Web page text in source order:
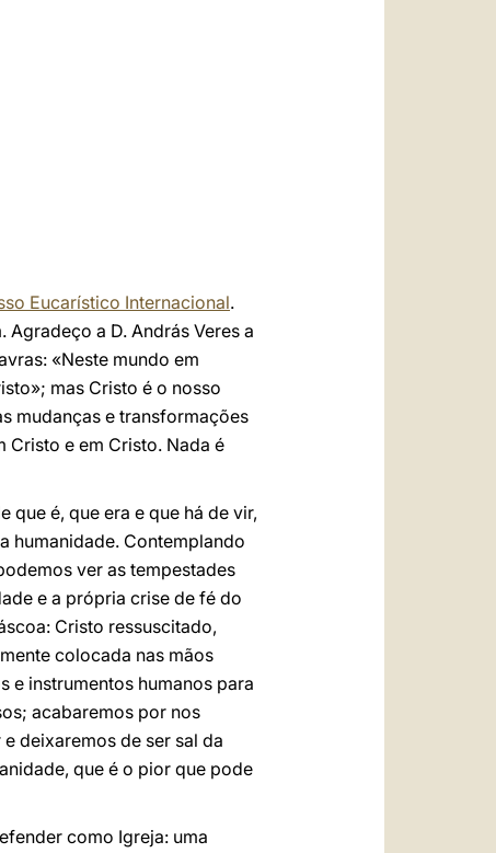
Eucarístico Internacional.
a D. András Veres a
«Neste mundo em
mas Cristo é o nosso
mudanças e transformações
e em Cristo. Nada é
que é, que era e que há de vir,
humanidade. Contemplando
ver as tempestades
e a própria crise de fé do
Cristo ressuscitado,
colocada nas mãos
e instrumentos humanos para
acabaremos por nos
deixaremos de ser sal da
que é o pior que pode
como Igreja: uma